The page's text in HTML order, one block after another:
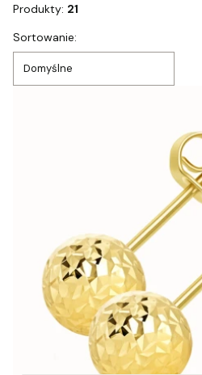
Produkty: 21
Lista produktów
Sortowanie:
Domyślne